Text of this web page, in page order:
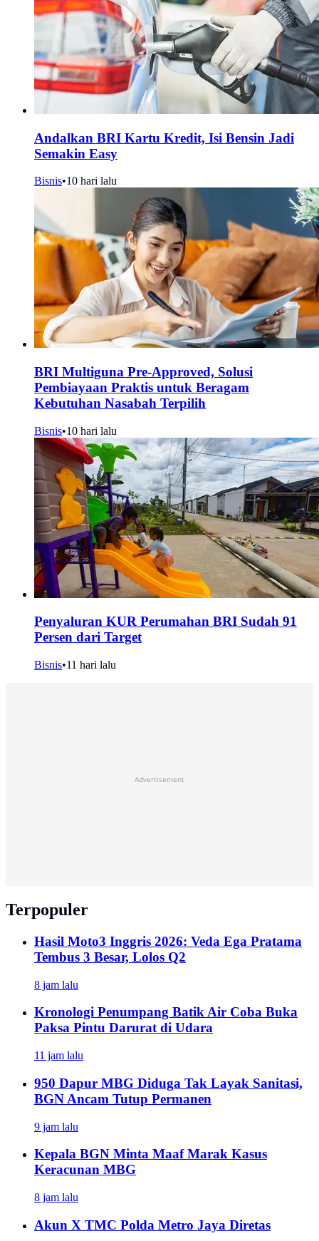
Andalkan BRI Kartu Kredit, Isi Bensin Jadi
Semakin Easy
Bisnis•10 hari lalu
BRI Multiguna Pre-Approved, Solusi
Pembiayaan Praktis untuk Beragam
Kebutuhan Nasabah Terpilih
Bisnis•10 hari lalu
Penyaluran KUR Perumahan BRI Sudah 91
Persen dari Target
Bisnis•11 hari lalu
Advertisement
Terpopuler
Hasil Moto3 Inggris 2026: Veda Ega Pratama
Tembus 3 Besar, Lolos Q2
8 jam lalu
Kronologi Penumpang Batik Air Coba Buka
Paksa Pintu Darurat di Udara
11 jam lalu
950 Dapur MBG Diduga Tak Layak Sanitasi,
BGN Ancam Tutup Permanen
9 jam lalu
Kepala BGN Minta Maaf Marak Kasus
Keracunan MBG
8 jam lalu
Akun X TMC Polda Metro Jaya Diretas